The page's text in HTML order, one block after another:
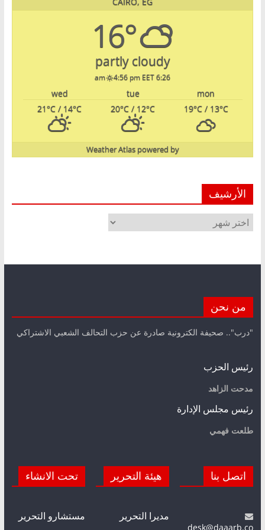
16°
partly cloudy
6:26 am
4:56 pm EET
mon
tue
wed
19°C/ 13°C
20°C / 12°C
21°C / 14°C
powered by
Weather Atlas
الأرشيف
الأرشيف
من نحن
"درب".. صحيفة الكترونية صادرة عن حزب التحالف الشعبي الاشتراكي
رئيس الحزب
مدحت الزاهد
رئيس مجلس الإدارة
طلعت فهمي
اتصل بنا
desk@daaarb.co
هيئة التحرير
مديرا التحرير
تحت الانشاء
مستشارو التحرير